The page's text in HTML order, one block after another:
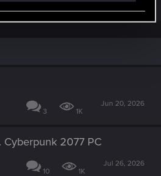
3 1K
Jun 20, 2026
Cyberpunk 2077 PC
10 1K
Jul 26, 2026